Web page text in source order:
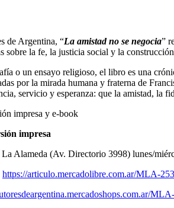
de Argentina, “La amistad no se negocia”
sobre la fe, la justicia social y la
o un ensayo religioso, el libro es una
por la mirada humana y fraterna de
servicio y esperanza: que la amistad, la
impresa y e-book
impresa
La Alameda (Av. Directorio 3998) lunes/
https://articulo.mercadolibre.com.ar/MLA-